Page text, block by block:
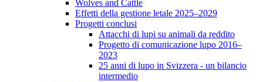
Wolves and Cattle
Effetti della gestione letale 2025–2029
Progetti conclusi
Attacchi di lupi su animali da reddito
Progetto di comunicazione lupo 2016–
2023
25 anni di lupo in Svizzera - un bilancio
intermedio